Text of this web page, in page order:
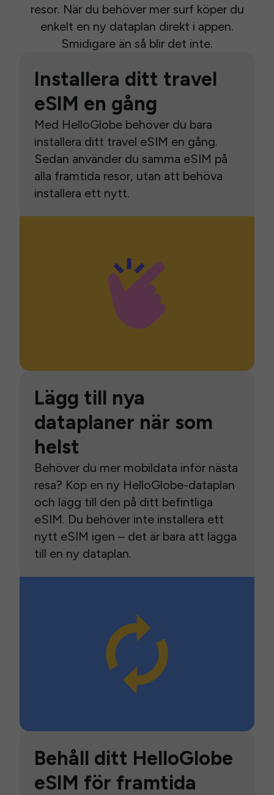
resor. När du behöver mer surf köper du
enkelt en ny dataplan direkt i appen.
Smidigare än så blir det inte.
Installera ditt travel
eSIM en gång
Med HelloGlobe behöver du bara
installera ditt travel eSIM en gång.
Sedan använder du samma eSIM på
alla framtida resor, utan att behöva
installera ett nytt.
Lägg till nya
dataplaner när som
helst
Behöver du mer mobildata inför nästa
resa? Köp en ny HelloGlobe-dataplan
och lägg till den på ditt befintliga
eSIM. Du behöver inte installera ett
nytt eSIM igen – det är bara att lägga
till en ny dataplan.
Behåll ditt HelloGlobe
eSIM för framtida